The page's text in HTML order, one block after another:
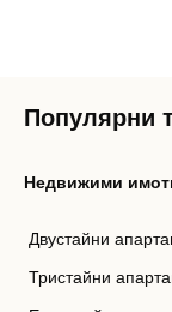
Популярни
Недвижими
Двустайни
Тристайни